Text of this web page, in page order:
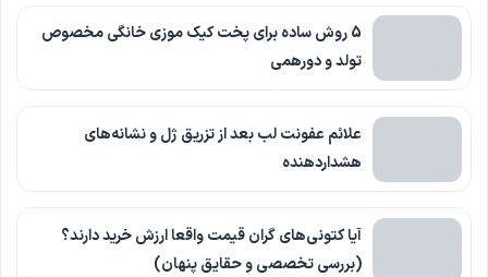
5 روش ساده برای پخت کیک موزی خانگی مخصوص
تولد و دورهمی
علائم عفونت لب بعد از تزریق ژل و نشانه‌های
هشداردهنده
آیا کتونی‌های گران قیمت واقعا ارزش خرید دارند؟
(بررسی تخصصی و حقایق پنهان)